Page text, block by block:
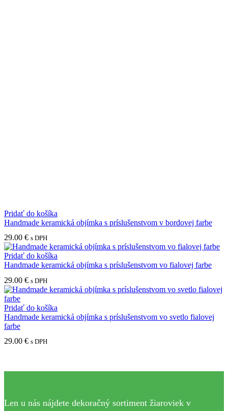
Pridať do košíka
Handmade keramická objímka s príslušenstvom v bordovej farbe
29.00 € s DPH
Pridať do košíka
Handmade keramická objímka s príslušenstvom vo fialovej farbe
29.00 € s DPH
Pridať do košíka
Handmade keramická objímka s príslušenstvom vo svetlo fialovej
farbe
29.00 € s DPH
Len u nás nájdete dekoračný sortiment žiaroviek v